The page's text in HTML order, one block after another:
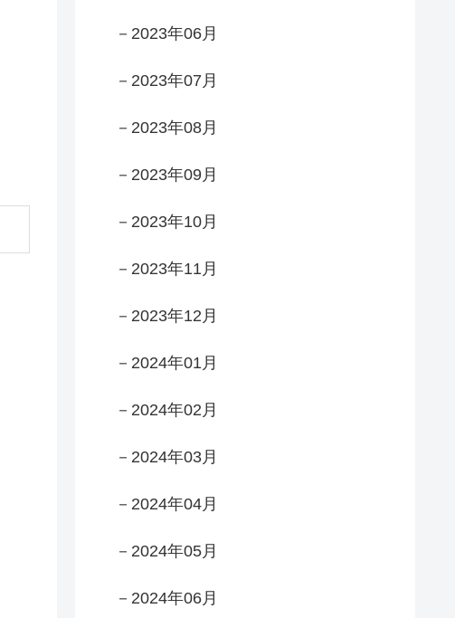
－2023年06月
－2023年07月
－2023年08月
－2023年09月
－2023年10月
－2023年11月
－2023年12月
－2024年01月
－2024年02月
－2024年03月
－2024年04月
－2024年05月
－2024年06月